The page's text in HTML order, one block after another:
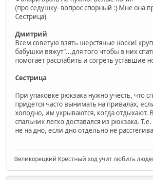
(про седушку- вопрос спорный :) Мне она
Сестрица)
Дмитрий
Всем советую взять шерстяные носки!
бабушки вяжут"...для того чтобы в них
помогает расслабить и согреть уставшие
Сестрица
При упаковке рюкзака нужно учесть, что
придется часто вынимать на привалах,
холодно, им укрываются, когда отдыхают.
спальник легко доставался из рюкзака.
не на дно, если дно отдельно не
Великорецкий Крестный ход учит любить